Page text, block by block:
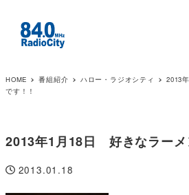
HOME 番組紹介 ハロー・ラジオシティ
2013
です！！
2013年1月18日 好きなラーメ
投稿日
2013.01.18